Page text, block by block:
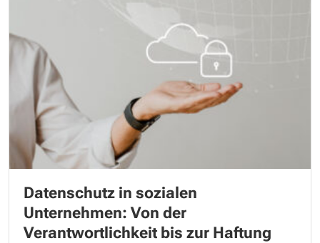
Datenschutz in sozialen
Unternehmen: Von der
Verantwortlichkeit bis zur Haftung